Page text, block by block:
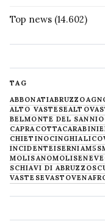
Top news (14.602)
TAG
ABBONATIABRUZZO
ALTO VASTESE
BELMONTE DEL SANNIO
CAPRACOTTA
CHIETINOCINGHIALI
INCIDENTEISERNIAM5S
MOLISANOMOLISENEVE
SCHIAVI DI ABRUZZO
VASTESEVASTO